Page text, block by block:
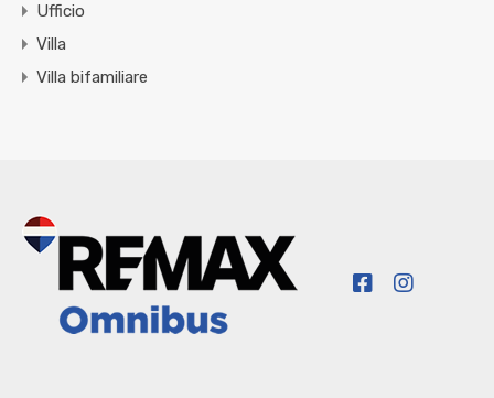
Ufficio
Villa
Villa bifamiliare